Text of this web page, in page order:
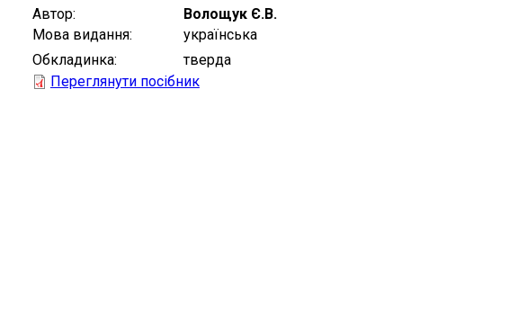
Автор
Волощук Є.В.
Мова видання
українська
Обкладинка
тверда
Переглянути посібник